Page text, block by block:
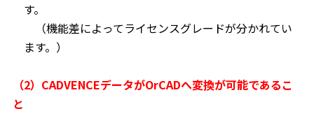
す。
（機能差によってライセンスグレードが分かれてい
ます。）
（2）CADVENCEデータがOrCADへ変換が可能であるこ
と